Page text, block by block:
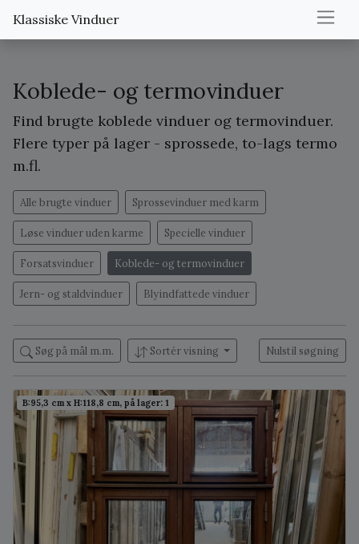
Klassiske Vinduer
Koblede- og termovinduer
Find brugte koblede vinduer og termovinduer.
Flere typer på lager - sprossede, to-lags termo
m.fl.
Alle brugte vinduer Sprossevinduer med karm
Løse vinduer uden karme Specielle vinduer
Forsatsvinduer Koblede- og termovinduer
Jern- og staldvinduer Blyindfattede vinduer
Søg på mål m.m. Sortér visning Nulstil søgning
B:95,3 cm x H:118,8 cm, på lager: 1